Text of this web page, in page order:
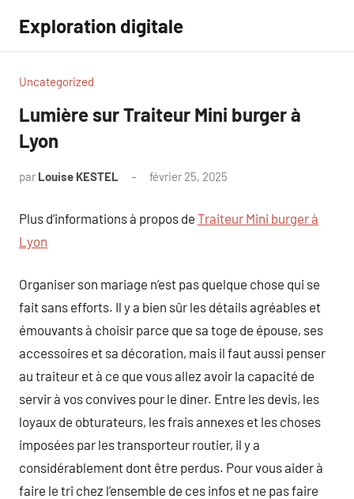
contenu
Exploration digitale
Uncategorized
Lumière sur Traiteur Mini burger à
Lyon
par Louise KESTEL février 25, 2025
Plus d’informations à propos de Traiteur Mini burger à
Lyon
Organiser son mariage n’est pas quelque chose qui se
fait sans efforts. Il y a bien sûr les détails agréables et
émouvants à choisir parce que sa toge de épouse, ses
accessoires et sa décoration, mais il faut aussi penser
au traiteur et à ce que vous allez avoir la capacité de
servir à vos convives pour le diner. Entre les devis, les
loyaux de obturateurs, les frais annexes et les choses
imposées par les transporteur routier, il y a
considérablement dont être perdus. Pour vous aider à
faire le tri chez l’ensemble de ces infos et ne pas faire